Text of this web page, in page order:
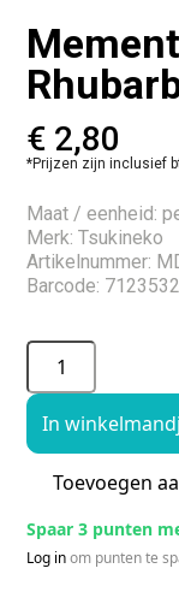
€ 2,80
*Prijzen zijn inclusief
Maat / eenheid:
Merk: Tsukineko
Artikelnummer:
Barcode:
In
Toevoegen
Spaar 3 punten
Log inom punten te